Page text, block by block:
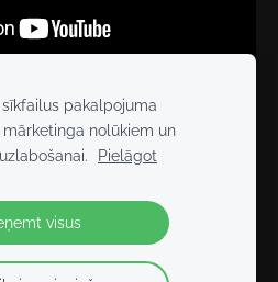
Tikai kopā varam vairāk!
pakalpojuma
mārketinga nolūkiem un
Pielāgot
visus